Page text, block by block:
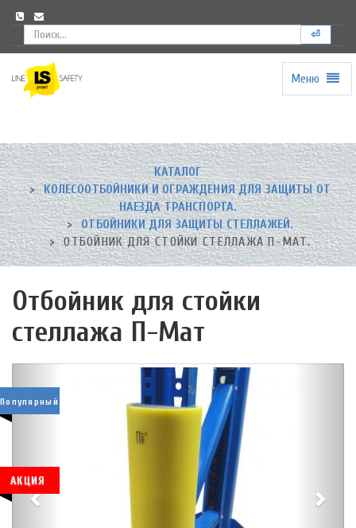
⏎
to
homepage
Меню
КАТАЛОГ
КОЛЕСООТБОЙНИКИ И ОГРАЖДЕНИЯ ДЛЯ ЗАЩИТЫ ОТ
НАЕЗДА ТРАНСПОРТА.
ОТБОЙНИКИ ДЛЯ ЗАЩИТЫ СТЕЛЛАЖЕЙ.
ОТБОЙНИК ДЛЯ СТОЙКИ СТЕЛЛАЖА П-МАТ.
Отбойник для стойки
стеллажа П-Мат
Популярный
АКЦИЯ